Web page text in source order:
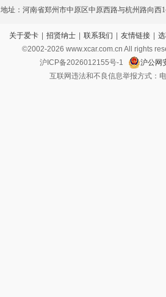
地址：河南省郑州市中原区中原西路与杭州路向西
关于爱卡 招贤纳士 联系我们 友情链接
©2002-2026 www.xcar.com.cn All rights
沪ICP备2026012155号-1
沪公网
互联网违法和不良信息举报方式：